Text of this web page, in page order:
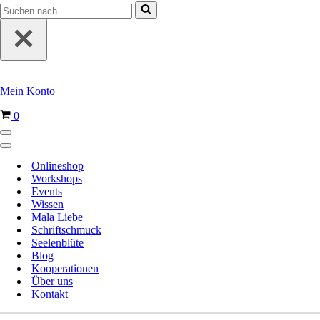
Suchen
nach …
Mein Konto
Warenkorb
0
Navigationsmenü
Navigationsmenü
Onlineshop
Workshops
Events
Wissen
Mala Liebe
Schriftschmuck
Seelenblüte
Blog
Kooperationen
Über uns
Kontakt